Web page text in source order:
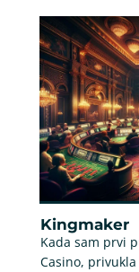
Kingmaker
Kada sam prvi
Casino,